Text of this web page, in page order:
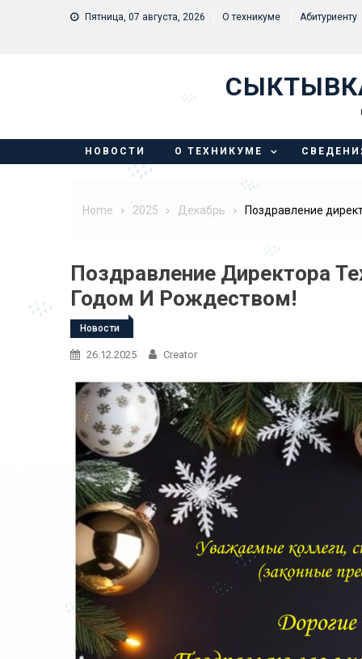
Skip to content
Пятница, 07 августа, 2026 О техникуме Абитуриенту
НОВОСТИ О ТЕХНИКУМЕ
Home 2025 Декабрь Поздравление
Поздравление Директора
Годом И Рождеством!
Новости
26.12.2025 Creator